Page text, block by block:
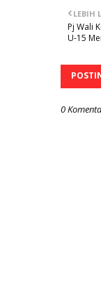
LEBIH
Pj Wali
U-15
0